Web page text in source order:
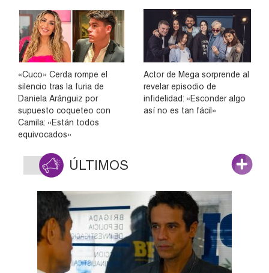
«Cuco» Cerda rompe el
silencio tras la furia de
Daniela Aránguiz por
supuesto coqueteo con
Camila: «Están todos
equivocados»
Actor de Mega sorprende al
revelar episodio de
infidelidad: «Esconder algo
así no es tan fácil»
ÚLTIMOS